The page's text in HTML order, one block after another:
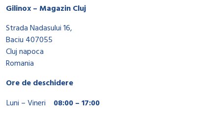
Gilinox – Magazin Cluj
Strada Nadasului 16,
Baciu 407055
Cluj napoca
Romania
Ore de deschidere
Luni – Vineri
08:00 – 17:00